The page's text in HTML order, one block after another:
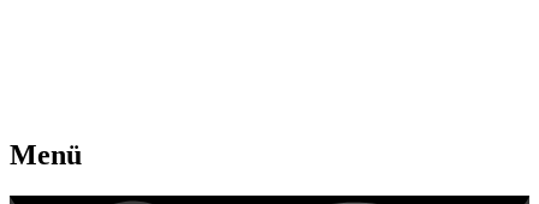
Menü